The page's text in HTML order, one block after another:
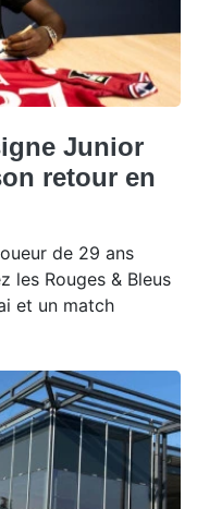
Junior
retour en
de 29 ans
les Rouges & Bleus
et un match